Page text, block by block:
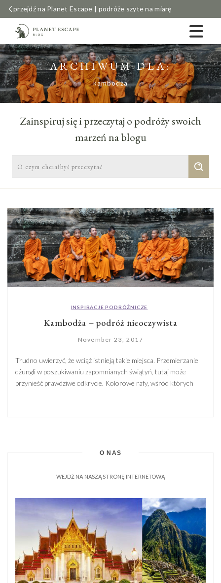
przejdź na Planet Escape | podróże szyte na miarę
ARCHIWUM DLA:
kambodża
Zainspiruj się i przeczytaj o podróży swoich
marzeń na blogu
INSPIRACJE PODRÓŻNICZE
Kambodża – podróż nieoczywista
November 23, 2017
Trudno uwierzyć, że wciąż istnieją takie miejsca. Przemierzanie
dżungli w poszukiwaniu zapomnianych świątyń, tutaj może
przynieść prawdziwe odkrycie. Kolorowe rafy, wśród których
O NAS
WEJDŹ NA NASZĄ STRONĘ INTERNETOWĄ